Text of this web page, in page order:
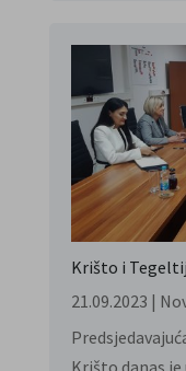
Krišto i
21.09.2023 |
Krišto danas